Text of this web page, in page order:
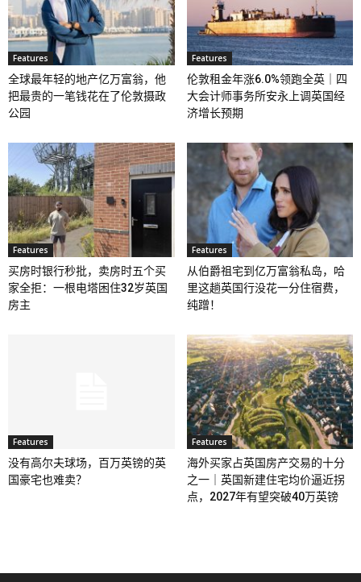
Features
全球最年轻的地产亿万富翁，他
把最贵的一笔钱花在了伦敦摄政
公园
Features
伦敦租金年涨6.0%领跑全英｜四
大会计师事务所安永上调英国经
济增长预期
Features
买房时银行秒批，卖房时五个买
家全拒：一根电塔困住32岁英国
房主
Features
从伯爵祖宅到亿万富翁私岛，哈
里这趟英国行没花一分住宿费，
纯蹭！
Features
没有高尔夫球场，百万英镑的英
国豪宅也难卖？
Features
海外买家占英国房产交易的十分
之一｜英国新建住宅均价逼近拐
点，2027年有望突破40万英镑